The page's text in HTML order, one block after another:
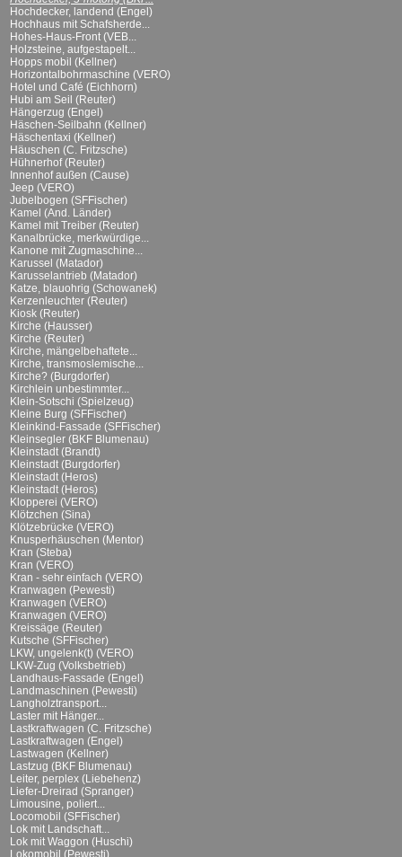
Hochdecker, landend (Engel)
Hochhaus mit Schafsherde...
Hohes-Haus-Front (VEB...
Holzsteine, aufgestapelt...
Hopps mobil (Kellner)
Horizontalbohrmaschine (VERO)
Hotel und Café (Eichhorn)
Hubi am Seil (Reuter)
Hängerzug (Engel)
Häschen-Seilbahn (Kellner)
Häschentaxi (Kellner)
Häuschen (C. Fritzsche)
Hühnerhof (Reuter)
Innenhof außen (Cause)
Jeep (VERO)
Jubelbogen (SFFischer)
Kamel (And. Länder)
Kamel mit Treiber (Reuter)
Kanalbrücke, merkwürdige...
Kanone mit Zugmaschine...
Karussel (Matador)
Karusselantrieb (Matador)
Katze, blauohrig (Schowanek)
Kerzenleuchter (Reuter)
Kiosk (Reuter)
Kirche (Hausser)
Kirche (Reuter)
Kirche, mängelbehaftete...
Kirche, transmoslemische...
Kirche? (Burgdorfer)
Kirchlein unbestimmter...
Klein-Sotschi (Spielzeug)
Kleine Burg (SFFischer)
Kleinkind-Fassade (SFFischer)
Kleinsegler (BKF Blumenau)
Kleinstadt (Brandt)
Kleinstadt (Burgdorfer)
Kleinstadt (Heros)
Kleinstadt (Heros)
Klopperei (VERO)
Klötzchen (Sina)
Klötzebrücke (VERO)
Knusperhäuschen (Mentor)
Kran (Steba)
Kran (VERO)
Kran - sehr einfach (VERO)
Kranwagen (Pewesti)
Kranwagen (VERO)
Kranwagen (VERO)
Kreissäge (Reuter)
Kutsche (SFFischer)
LKW, ungelenk(t) (VERO)
LKW-Zug (Volksbetrieb)
Landhaus-Fassade (Engel)
Landmaschinen (Pewesti)
Langholztransport...
Laster mit Hänger...
Lastkraftwagen (C. Fritzsche)
Lastkraftwagen (Engel)
Lastwagen (Kellner)
Lastzug (BKF Blumenau)
Leiter, perplex (Liebehenz)
Liefer-Dreirad (Spranger)
Limousine, poliert...
Locomobil (SFFischer)
Lok mit Landschaft...
Lok mit Waggon (Huschi)
Lokomobil (Pewesti)